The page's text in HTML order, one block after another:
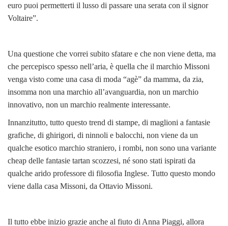
euro puoi permetterti il lusso di passare una serata con il signor
Voltaire”.
Una questione che vorrei subito sfatare e che non viene detta, ma
che percepisco spesso nell’aria, è quella che il marchio Missoni
venga visto come una casa di moda “agè” da mamma, da zia,
insomma non una marchio all’avanguardia, non un marchio
innovativo, non un marchio realmente interessante.
Innanzitutto, tutto questo trend di stampe, di maglioni a fantasie
grafiche, di ghirigori, di ninnoli e balocchi, non viene da un
qualche esotico marchio straniero, i rombi, non sono una variante
cheap delle fantasie tartan scozzesi, né sono stati ispirati da
qualche arido professore di filosofia Inglese. Tutto questo mondo
viene dalla casa Missoni, da Ottavio Missoni.
Il tutto ebbe inizio grazie anche al fiuto di Anna Piaggi, allora